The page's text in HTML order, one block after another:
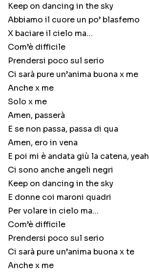
Keep on dancing in the sky
Abbiamo il cuore un po’ blasfemo
X baciare il cielo ma…
Com’è difficile
Prendersi poco sul serio
Ci sarà pure un’anima buona x me
Anche x me
Solo x me
Amen, passerà
E se non passa, passa di qua
Amen, ero in vena
E poi mi è andata giù la catena, yeah
Ci sono anche angeli negri
Keep on dancing in the sky
E donne coi maroni quadri
Per volare in cielo ma…
Com’è difficile
Prendersi poco sul serio
Ci sarà pure un’anima buona x te
Anche x me